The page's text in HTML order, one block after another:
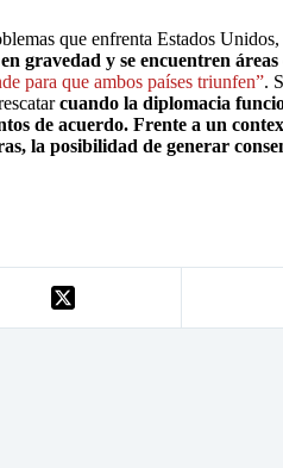
que enfrenta Estados Unidos,
gravedad y se encuentren
para que ambos países triunfen”.
cuando la diplomacia
de acuerdo. Frente a un
la posibilidad de generar